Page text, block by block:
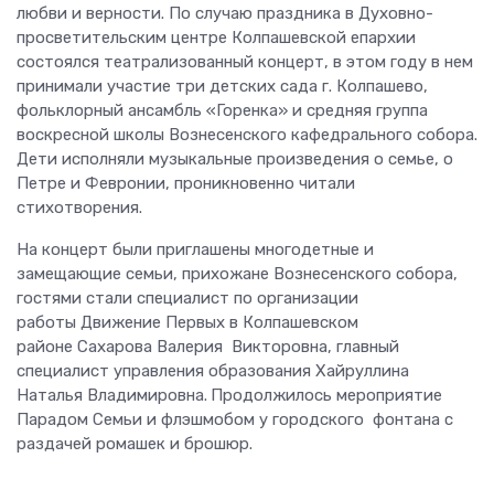
любви и верности. По случаю праздника в Духовно-
просветительским центре Колпашевской епархии
состоялся театрализованный концерт, в этом году в нем
принимали участие три детских сада г. Колпашево,
фольклорный ансамбль «Горенка» и средняя группа
воскресной школы Вознесенского кафедрального собора.
Дети исполняли музыкальные произведения о семье, о
Петре и Февронии, проникновенно читали
стихотворения.
На концерт были приглашены многодетные и
замещающие семьи, прихожане Вознесенского собора,
гостями стали специалист по организации
работы Движение Первых в Колпашевском
районе Сахарова Валерия Викторовна, главный
специалист управления образования Хайруллина
Наталья Владимировна. Продолжилось мероприятие
Парадом Семьи и флэшмобом у городского фонтана с
раздачей ромашек и брошюр.